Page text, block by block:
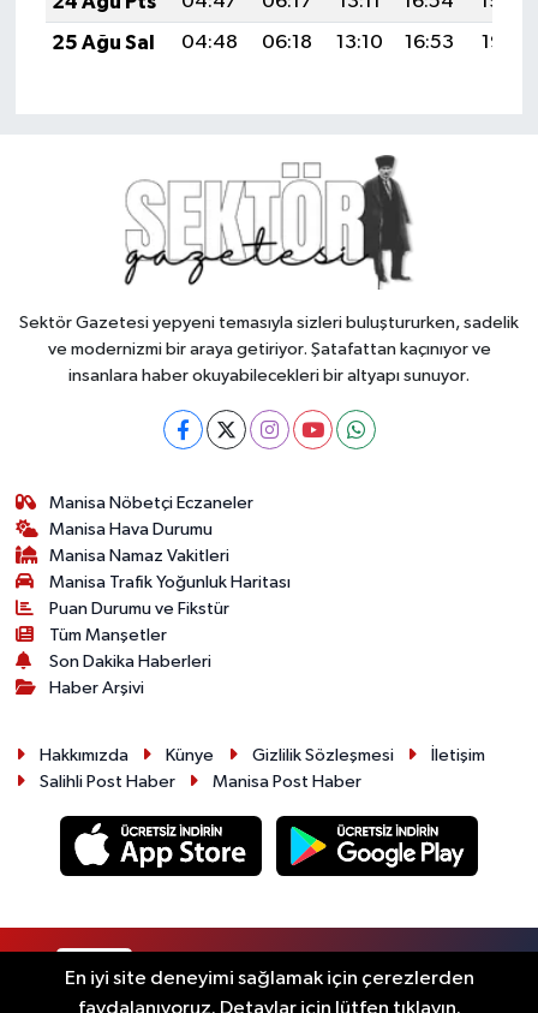
25 Ağu Sal
04:48 06:18 13:10 16:53 19:53
Sektör Gazetesi yepyeni temasıyla sizleri buluştururken, sadelik
ve modernizmi bir araya getiriyor. Şatafattan kaçınıyor ve
insanlara haber okuyabilecekleri bir altyapı sunuyor.
Manisa Nöbetçi Eczaneler
Manisa Hava Durumu
Manisa Namaz Vakitleri
Manisa Trafik Yoğunluk Haritası
Puan Durumu ve Fikstür
Tüm Manşetler
Son Dakika Haberleri
Haber Arşivi
Hakkımızda Künye Gizlilik Sözleşmesi
İletişim
Salihli Post Haber
Manisa Post Haber
En iyi site deneyimi sağlamak için çerezlerden
faydalanıyoruz. Detaylar için lütfen tıklayın.